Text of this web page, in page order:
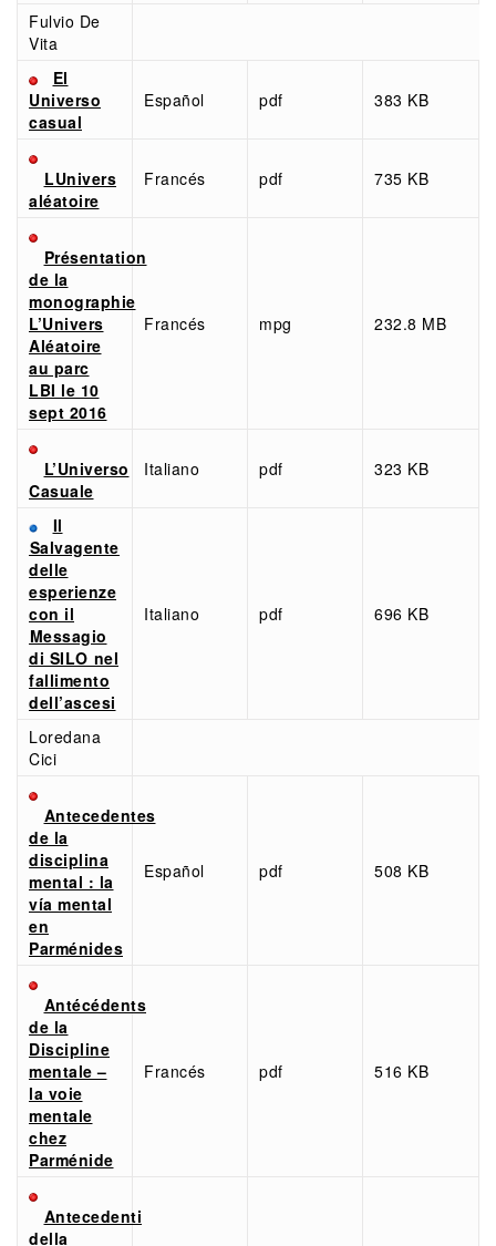
Fulvio De
Vita
El
Universo
casual
Español pdf 383 KB
LUnivers
aléatoire
Francés pdf 735 KB
Présentation
de la
monographie
L’Univers
Aléatoire
au parc
LBI le 10
sept 2016
Francés mpg 232.8 MB
L’Universo
Casuale
Italiano pdf 323 KB
Il
Salvagente
delle
esperienze
con il
Messagio
di SILO nel
fallimento
dell’ascesi
Italiano pdf 696 KB
Loredana
Cici
Antecedentes
de la
disciplina
mental : la
vía mental
en
Parménides
Español pdf 508 KB
Antécédents
de la
Discipline
mentale –
la voie
mentale
chez
Parménide
Francés pdf 516 KB
Antecedenti
della